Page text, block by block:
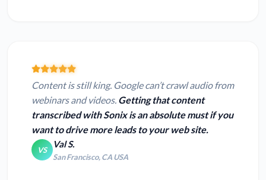
Content is still king. Google can’t crawl audio from
webinars and videos. Getting that content
transcribed with Sonix is an absolute must if you
want to drive more leads to your web site.
VS
Val S.
San Francisco, CA USA